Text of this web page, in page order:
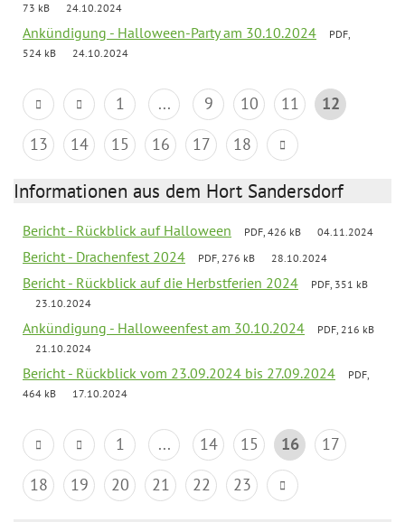
73 kB
24.10.2024
Ankündigung - Halloween-Party am 30.10.2024
PDF,
524 kB
24.10.2024
1 ... 9 10 11
12
13
14 15 16 17 18
Informationen aus dem Hort Sandersdorf
Bericht - Rückblick auf Halloween PDF, 426 kB 04.11.2024
Bericht - Drachenfest 2024 PDF, 276 kB 28.10.2024
Bericht - Rückblick auf die Herbstferien 2024
PDF, 351 kB
23.10.2024
Ankündigung - Halloweenfest am 30.10.2024
PDF, 216 kB
21.10.2024
Bericht - Rückblick vom 23.09.2024 bis 27.09.2024
PDF,
464 kB
17.10.2024
1 ... 14 15 16
17
18
19 20 21 22 23